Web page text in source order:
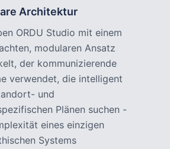
Architektur
ORDU Studio mit einem
modularen Ansatz
der kommunizierende
verwendet, die intelligent
und
Plänen suchen -
eines einzigen
Systems